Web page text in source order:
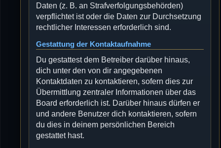
Daten (z. B. an Strafverfolgungsbehörden)
verpflichtet ist oder die Daten zur Durchsetzung
rechtlicher Interessen erforderlich sind.
Gestattung der Kontaktaufnahme
Du gestattest dem Betreiber darüber hinaus,
dich unter den von dir angegebenen
Kontaktdaten zu kontaktieren, sofern dies zur
Übermittlung zentraler Informationen über das
Board erforderlich ist. Darüber hinaus dürfen er
und andere Benutzer dich kontaktieren, sofern
du dies in deinem persönlichen Bereich
gestattet hast.